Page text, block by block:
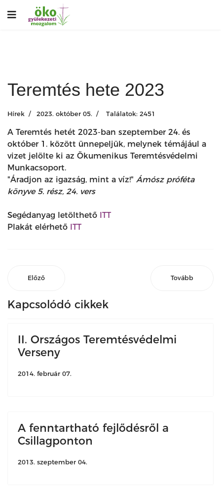
Teremtés hete 2023
Hírek 2023. október 05. Találatok: 2451
A Teremtés hetét 2023-ban szeptember 24. és
október 1. között ünnepeljük, melynek témájául a
vizet jelölte ki az Ökumenikus Teremtésvédelmi
Munkacsoport.
"Áradjon az igazság, mint a víz!" Ámósz próféta
könyve 5. rész, 24. vers
Segédanyag letölthető ITT
Plakát elérhető ITT
Előző Tovább
Kapcsolódó cikkek
II. Országos Teremtésvédelmi
Verseny
2014. február 07.
A fenntartható fejlődésről a
Csillagponton
2013. szeptember 04.